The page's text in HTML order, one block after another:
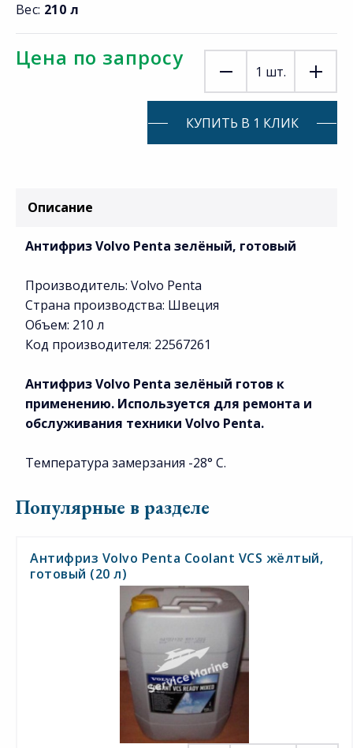
Вес: 210 л
Цена по запросу
1 шт.
КУПИТЬ В 1 КЛИК
Описание
Антифриз Volvo Penta зелёный, готовый
Производитель: Volvo Penta
Страна производства: Швеция
Объем: 210 л
Код производителя: 22567261
Антифриз Volvo Penta зелёный готов к
применению. Используется для ремонта и
обслуживания техники Volvo Penta.
Температура замерзания -28° C.
Популярные в разделе
Антифриз Volvo Penta Coolant VCS жёлтый,
готовый (20 л)